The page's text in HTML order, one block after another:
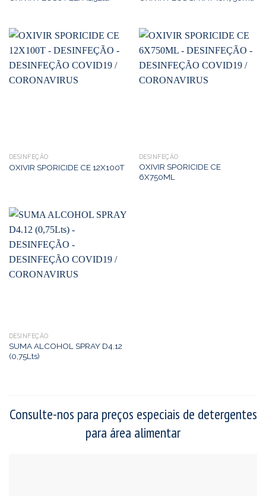
DESINFEÇÃO
OXIVIR SPORICIDE CE 12X100T
DESINFEÇÃO
OXIVIR SPORICIDE CE
6X750ML
DESINFEÇÃO
SUMA ALCOHOL SPRAY D4.12
(0,75Lts)
Consulte-nos para preços especiais de detergentes
para área alimentar